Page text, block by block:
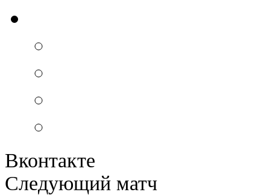
Вконтакте
Следующий матч